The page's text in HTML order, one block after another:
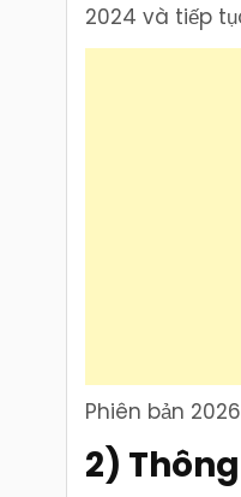
2024 và tiếp
Phiên bản
2)